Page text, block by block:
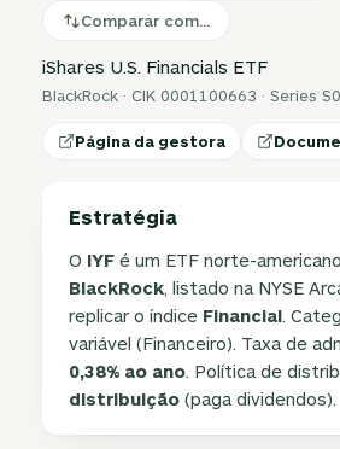
Comparar com…
iShares U.S. Financials ETF
BlackRock · CIK 0001100663 · Series
Página da gestora
Estratégia
O IYF é um ETF norte-
BlackRock, listado na NYSE
replicar o índice Financial.
variável (Financeiro). Taxa de
0,38% ao ano. Política de
distribuição (paga dividendos).